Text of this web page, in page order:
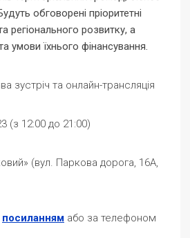
обговорені пріоритетні
регіонального розвитку, а
умови їхнього фінансування.
зустріч та онлайн-трансляція
(з 12:00 до 21:00)
(вул. Паркова дорога, 16А,
посиланням або за телефоном